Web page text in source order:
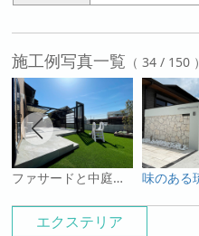
エクステリア
施工例写真一覧 （ 34 / 150 ）
ファサードと中庭をプラスGでカッコよくトータルデザイン！